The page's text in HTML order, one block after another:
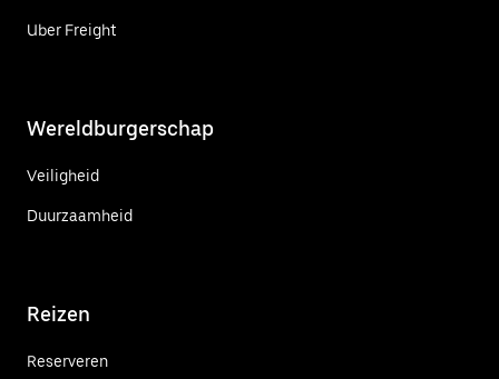
Uber Freight
Wereldburgerschap
Veiligheid
Duurzaamheid
Reizen
Reserveren